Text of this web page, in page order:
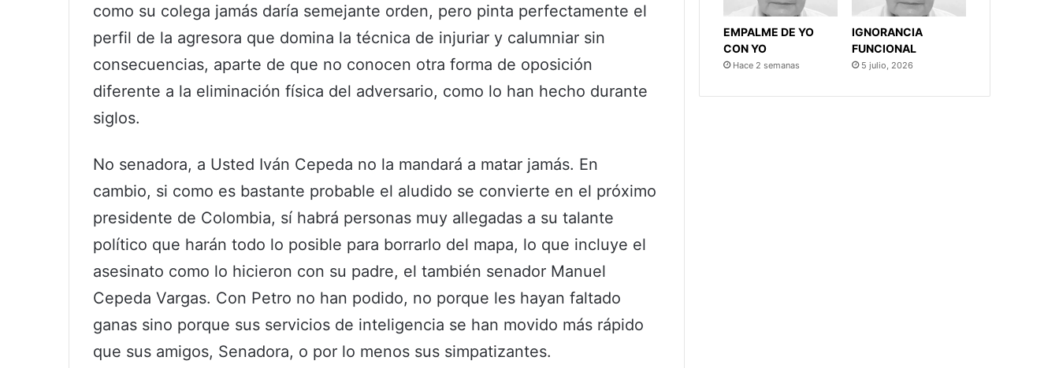
como su colega jamás daría semejante orden, pero pinta perfectamente el
perfil de la agresora que domina la técnica de injuriar y calumniar sin
consecuencias, aparte de que no conocen otra forma de oposición
diferente a la eliminación física del adversario, como lo han hecho durante
siglos.
No senadora, a Usted Iván Cepeda no la mandará a matar jamás. En
cambio, si como es bastante probable el aludido se convierte en el próximo
presidente de Colombia, sí habrá personas muy allegadas a su talante
político que harán todo lo posible para borrarlo del mapa, lo que incluye el
asesinato como lo hicieron con su padre, el también senador Manuel
Cepeda Vargas. Con Petro no han podido, no porque les hayan faltado
ganas sino porque sus servicios de inteligencia se han movido más rápido
que sus amigos, Senadora, o por lo menos sus simpatizantes.
EMPALME DE YO
CON YO
Hace 2 semanas
IGNORANCIA
FUNCIONAL
5 julio, 2026